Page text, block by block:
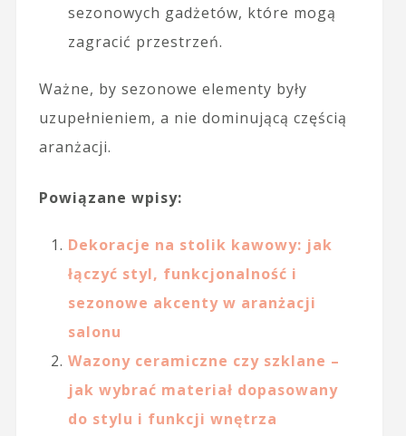
sezonowych gadżetów, które mogą
zagracić przestrzeń.
Ważne, by sezonowe elementy były
uzupełnieniem, a nie dominującą częścią
aranżacji.
Powiązane wpisy:
Dekoracje na stolik kawowy: jak
łączyć styl, funkcjonalność i
sezonowe akcenty w aranżacji
salonu
Wazony ceramiczne czy szklane –
jak wybrać materiał dopasowany
do stylu i funkcji wnętrza